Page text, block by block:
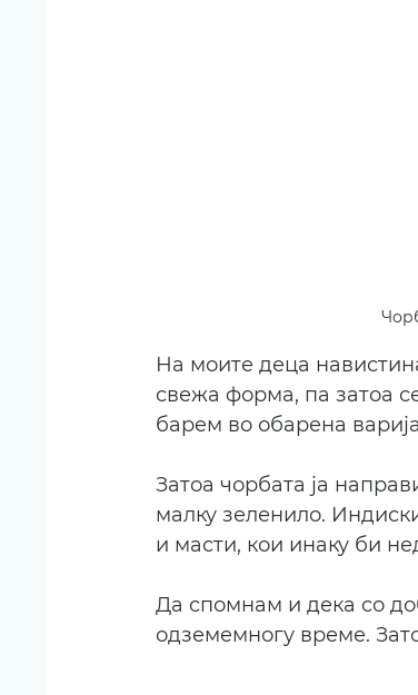
На моите деца
свежа форма, па затоа
барем во обарена
Затоа чорбата ја
малку зеленило.
и масти, кои инаку би
Да спомнам и дека со
одземемногу време.